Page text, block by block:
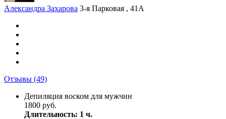
Александра Захарова 3-я Парковая , 41А
Отзывы (49)
Депиляция воском для мужчин
1800 руб.
Длительность: 1 ч.